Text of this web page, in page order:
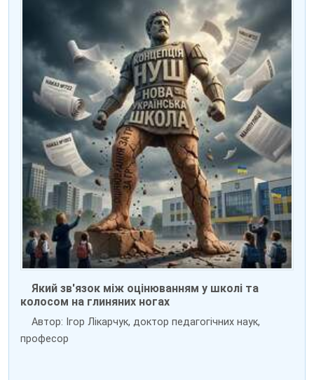
Який зв'язок між оцінюванням у школі та
колосом на глиняних ногах
Автор: Ігор Лікарчук, доктор педагогічних наук,
професор